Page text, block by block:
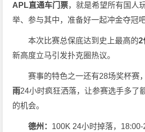
APL直通车门票，就是希望所有国人
举、参与其中，准备好一起冲金夺冠吧
本次比赛总保底达到史上最高的2
新高度立马引发扑克圈热议。
赛事的特色之一还有28场奖杯赛
雨24小时疯狂洒落，让参赛选手多了
的机会。
德州： 100K 24小时掉落，